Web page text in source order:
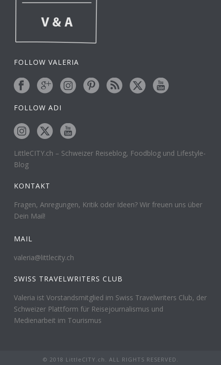
FOLLOW VALERIA
FOLLOW ADI
LittleCITY.ch – Schweizer Reiseblog, Foodblog und Lifestyle-
Blog
KONTAKT
Fragen, Anregungen, Kritik oder Ideen? Wir freuen uns über
Dein Mail!
MAIL
valeria@littlecity.ch
SWISS TRAVELWRITERS CLUB
Valeria ist Vorstandsmitglied im Swiss Travelwriters Club, der
Schweizer Plattform für Reisejournalismus und
Medienarbeit im Tourismus
© 2018 LittleCITY.ch. ALL RIGHTS RESERVED.